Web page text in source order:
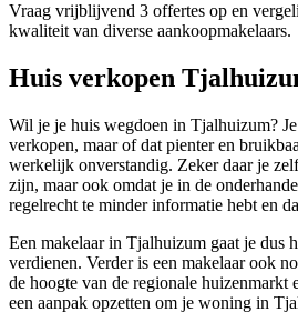
Vraag vrijblijvend 3 offertes op en
kwaliteit van diverse aankoopmakelaars.
Huis verkopen
Wil je je huis wegdoen in Tjalhuizum?
verkopen, maar of dat pienter en
werkelijk onverstandig. Zeker daar je
zijn, maar ook omdat je in de
regelrecht te minder informatie hebt en
Een makelaar in Tjalhuizum gaat je dus
verdienen. Verder is een makelaar ook
de hoogte van de regionale huizenmarkt
een aanpak opzetten om je woning in